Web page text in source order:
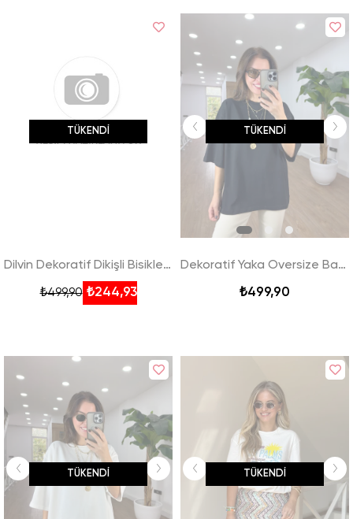
TÜKENDI
Dilvin Dekoratif Dikişli Bisiklet Yaka Tshirt - Beyazz
₺244,93
₺499,90
TÜKENDI
Dekoratif Yaka Oversize Basic Tshirt - Siyah
₺499,90
TÜKENDI TÜKENDI